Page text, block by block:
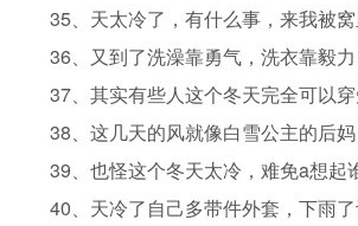
35、天太冷了，有什么事，来我被窝
36、又到了洗澡靠勇气，洗衣靠毅
37、其实有些人这个冬天完全可以
38、这几天的风就像白雪公主的后妈
39、也怪这个冬天太冷，难免a想起
40、天冷了自己多带件外套，下雨